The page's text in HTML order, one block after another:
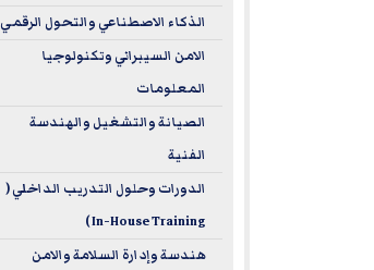
الذكاء الاصطناعي والتحول الرقمي
الامن السيبراني وتكنولوجيا
المعلومات
الصيانة والتشغيل والهندسة
الفنية
الدورات وحلول التدريب الداخلي (
In-House Training )
هندسة وإدارة السلامة والامن